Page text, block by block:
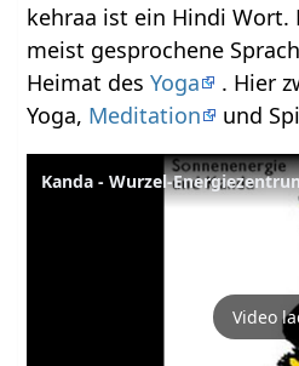
kehraa ist ein Hindi
meist gesprochene
Heimat desYoga
. Hier
Yoga, Meditation und
Kanda - Wurzel-
Video